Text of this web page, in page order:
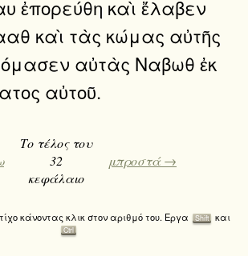
ἐπορεύθη καὶ ἔλαβεν
καὶ τὰς κώμας αὐτῆς
αὐτὰς Ναβωθ ἐκ
αὐτοῦ.
Το τέλος του
32
κεφάλαιο
μπροστά →
κάνοντας κλικ στον αριθμό του. Εργα Shift και
Ctrl